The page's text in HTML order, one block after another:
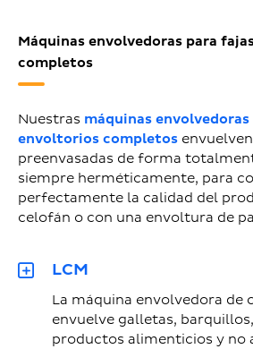
Máquinas envolvedoras para
completos
Nuestras máquinas envolvedoras
envoltorios completos
preenvasadas de forma
siempre herméticamente, para
perfectamente la calidad del
celofán o con una envoltura de
LCM
La máquina envolvedora de
envuelve galletas,
productos alimenticios y no